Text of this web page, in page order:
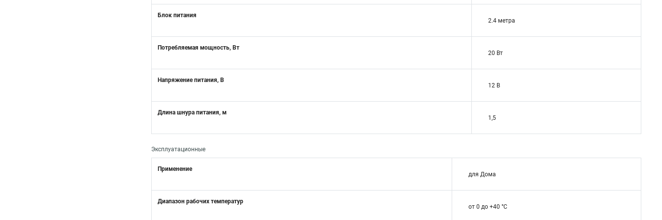
Блок питания
2.4 метра
Потребляемая мощность, Вт
20 Вт
Напряжение питания, В
12 В
Длина шнура питания, м
1,5
Эксплуатационные
Применение
для Дома
Диапазон рабочих температур
от 0 до +40 °С